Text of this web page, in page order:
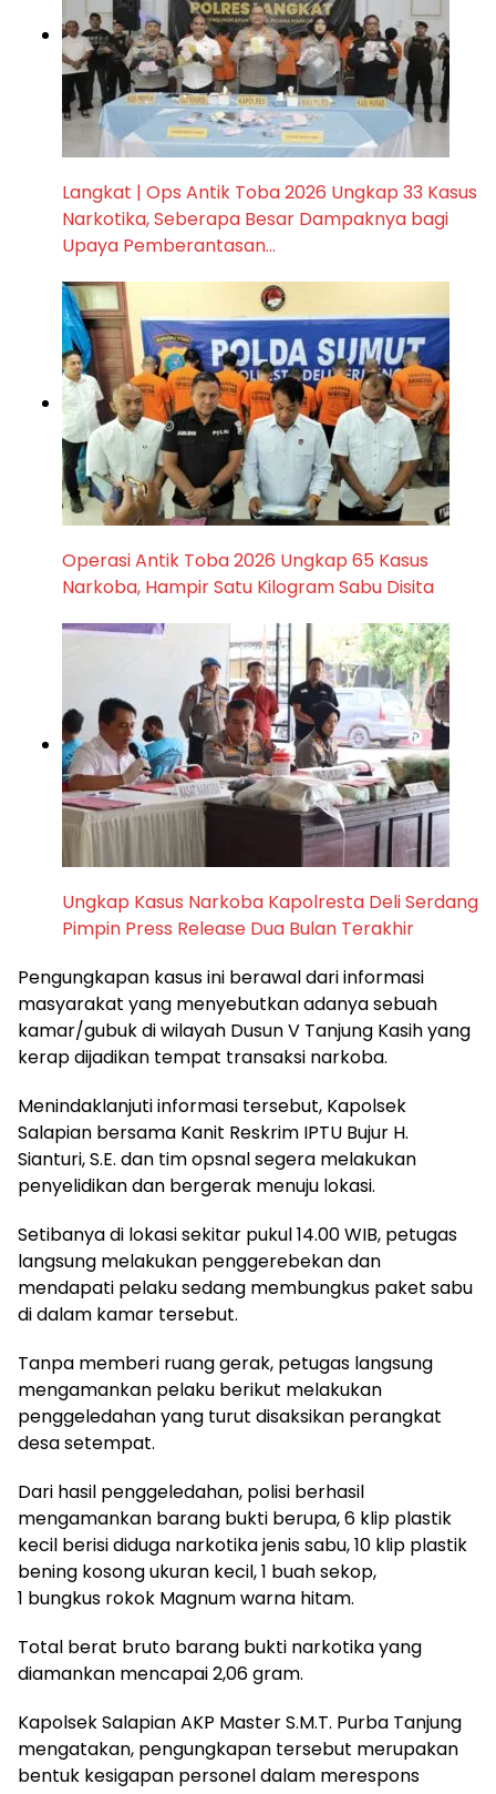
Langkat | Ops Antik Toba 2026 Ungkap 33 Kasus
Narkotika, Seberapa Besar Dampaknya bagi
Upaya Pemberantasan…
Operasi Antik Toba 2026 Ungkap 65 Kasus
Narkoba, Hampir Satu Kilogram Sabu Disita
Ungkap Kasus Narkoba Kapolresta Deli Serdang
Pimpin Press Release Dua Bulan Terakhir
Pengungkapan kasus ini berawal dari informasi
masyarakat yang menyebutkan adanya sebuah
kamar/gubuk di wilayah Dusun V Tanjung Kasih yang
kerap dijadikan tempat transaksi narkoba.
Menindaklanjuti informasi tersebut, Kapolsek
Salapian bersama Kanit Reskrim IPTU Bujur H.
Sianturi, S.E. dan tim opsnal segera melakukan
penyelidikan dan bergerak menuju lokasi.
Setibanya di lokasi sekitar pukul 14.00 WIB, petugas
langsung melakukan penggerebekan dan
mendapati pelaku sedang membungkus paket sabu
di dalam kamar tersebut.
Tanpa memberi ruang gerak, petugas langsung
mengamankan pelaku berikut melakukan
penggeledahan yang turut disaksikan perangkat
desa setempat.
Dari hasil penggeledahan, polisi berhasil
mengamankan barang bukti berupa, 6 klip plastik
kecil berisi diduga narkotika jenis sabu, 10 klip plastik
bening kosong ukuran kecil, 1 buah sekop,
1 bungkus rokok Magnum warna hitam.
Total berat bruto barang bukti narkotika yang
diamankan mencapai 2,06 gram.
Kapolsek Salapian AKP Master S.M.T. Purba Tanjung
mengatakan, pengungkapan tersebut merupakan
bentuk kesigapan personel dalam merespons